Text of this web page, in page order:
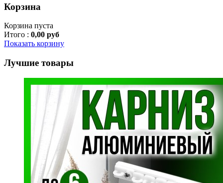
Корзина
Корзина пуста
Итого : 0,00 руб
Показать корзину
Лучшие товары